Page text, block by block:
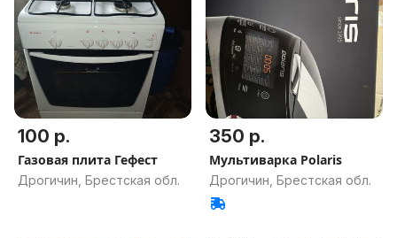
100 р.
Газовая плита Гефест
Дрогичин, Брестская обл.
350 р.
Мультиварка Polaris
Дрогичин, Брестская обл.